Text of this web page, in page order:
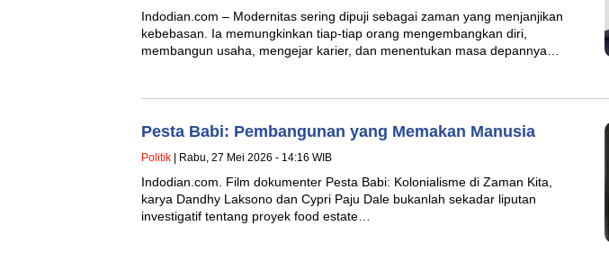
Indodian.com – Modernitas sering dipuji sebagai zaman yang menjanjikan
kebebasan. Ia memungkinkan tiap-tiap orang mengembangkan diri,
membangun usaha, mengejar karier, dan menentukan masa depannya…
Pesta Babi: Pembangunan yang Memakan Manusia
Politik | Rabu, 27 Mei 2026 - 14:16 WIB
Indodian.com. Film dokumenter Pesta Babi: Kolonialisme di Zaman Kita,
karya Dandhy Laksono dan Cypri Paju Dale bukanlah sekadar liputan
investigatif tentang proyek food estate…